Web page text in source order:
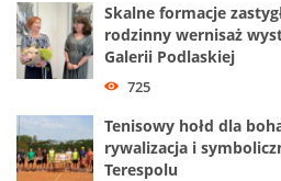
Skalne formacje
rodzinny wernisaż
Galerii Podlaskiej
725
Tenisowy hołd dla
rywalizacja i
Terespolu